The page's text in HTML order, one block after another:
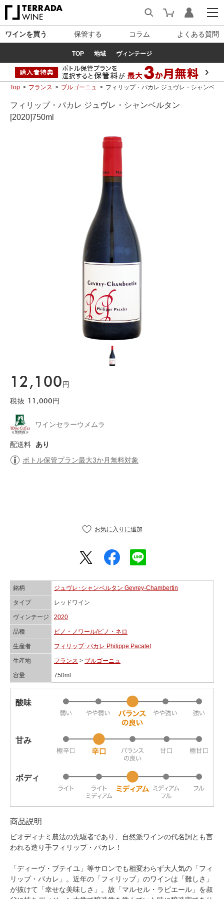
ワインを買う 保管する コラム よくある質問
TOP 地域 ヴィンテージ
Top フランス ブルゴーニュ フィリップ・パカレ ジュヴレ・シャンベル
フィリップ・パカレ ジュヴレ・シャンベルタン
[2020]750ml
12,100 円
税抜 11,000 円
ワインセラーウメムラ
配送料
あり
ボトル保管プラン最大3か月無料対象
銘柄 ジュヴレ･シャンベルタン Gevrey-Chambertin
タイプ レッドワイン
ヴィンテージ 2020
品種 ピノ・ノワール/ピノ・ネロ
生産者 フィリップ･パカレ Philippe Pacalet
生産地 フランス > ブルゴーニュ
容量 750ml
酸味
甘み
ボディ
商品説明
ビオディナミ農法の先駆者であり、自然派ワインの代名詞とも言
われる造り手フィリップ・パカレ！
「ディーヴ・ブテイユ」等サロンでも相変わらず大人気の「フィ
リップ・パカレ」。近年の「フィリップ」のワインは「難しさ」
が抜けて「幸せな美味しさ」。故「マルセル・ラピエール」を叔